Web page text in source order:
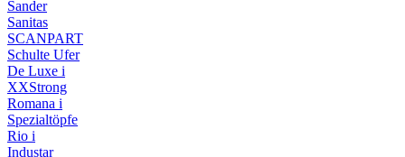
Sander
Sanitas
SCANPART
Schulte Ufer
De Luxe i
XXStrong
Romana i
Spezialtöpfe
Rio i
Industar